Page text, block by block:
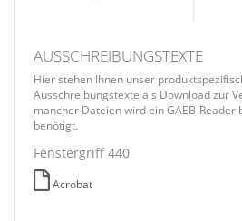
AUSSCHREIBUNGSTEXTE
Hier stehen Ihnen unser
Ausschreibungstexte als Download zur
mancher Dateien wird ein GAEB-Reader
benötigt.
Fenstergriff 440
Acrobat